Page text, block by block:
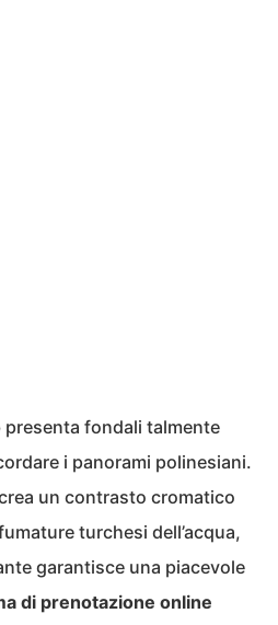
presenta fondali talmente
i panorami polinesiani.
un contrasto cromatico
turchesi dell’acqua,
garantisce una piacevole
di prenotazione online